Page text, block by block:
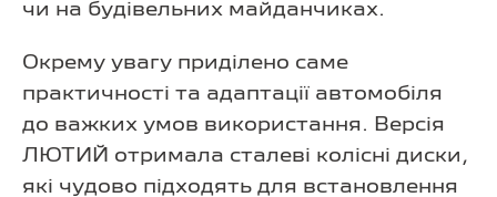
чи на будівельних майданчиках.
Окрему увагу приділено саме
практичності та адаптації автомобіля
до важких умов використання. Версія
ЛЮТИЙ отримала сталеві колісні диски,
які чудово підходять для встановлення